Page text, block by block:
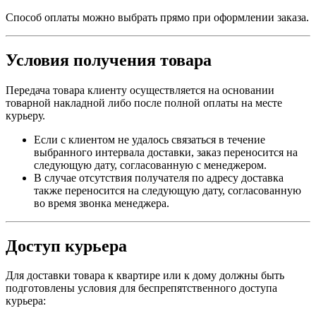
Способ оплаты можно выбрать прямо при оформлении заказа.
Условия получения товара
Передача товара клиенту осуществляется на основании
товарной накладной либо после полной оплаты на месте
курьеру.
Если с клиентом не удалось связаться в течение
выбранного интервала доставки, заказ переносится на
следующую дату, согласованную с менеджером.
В случае отсутствия получателя по адресу доставка
также переносится на следующую дату, согласованную
во время звонка менеджера.
Доступ курьера
Для доставки товара к квартире или к дому должны быть
подготовлены условия для беспрепятственного доступа
курьера: